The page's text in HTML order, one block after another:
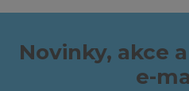
Novinky, akce
e-